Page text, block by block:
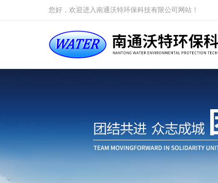
您好，欢迎进入南通沃特环保科技有限公司网站！